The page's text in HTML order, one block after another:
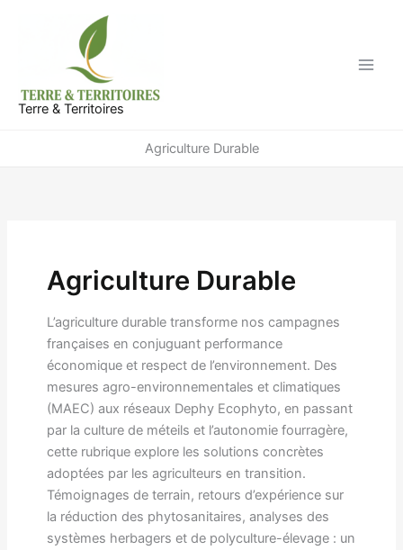
Terre & Territoires
Agriculture Durable
Agriculture Durable
L’agriculture durable transforme nos campagnes
françaises en conjuguant performance
économique et respect de l’environnement. Des
mesures agro-environnementales et climatiques
(MAEC) aux réseaux Dephy Ecophyto, en passant
par la culture de méteils et l’autonomie fourragère,
cette rubrique explore les solutions concrètes
adoptées par les agriculteurs en transition.
Témoignages de terrain, retours d’expérience sur
la réduction des phytosanitaires, analyses des
systèmes herbagers et de polyculture-élevage : un